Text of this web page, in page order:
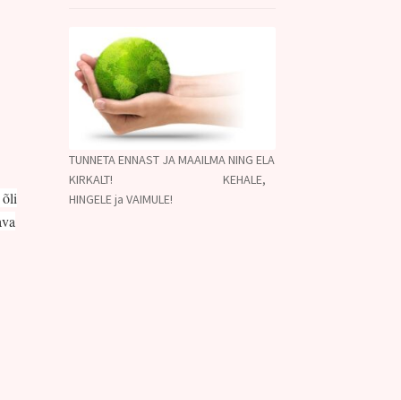
TUNNETA ENNAST JA MAAILMA NING ELA
KIRKALT! KEHALE,
HINGELE ja VAIMULE!